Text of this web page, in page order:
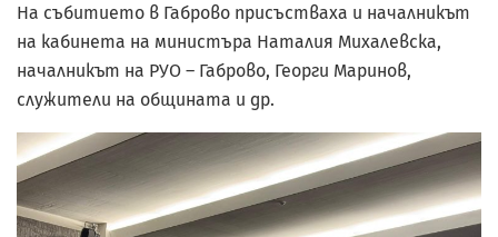
На събитието в Габрово присъстваха и началникът
на кабинета на министъра Наталия Михалевска,
началникът на РУО – Габрово, Георги Маринов,
служители на общината и др.